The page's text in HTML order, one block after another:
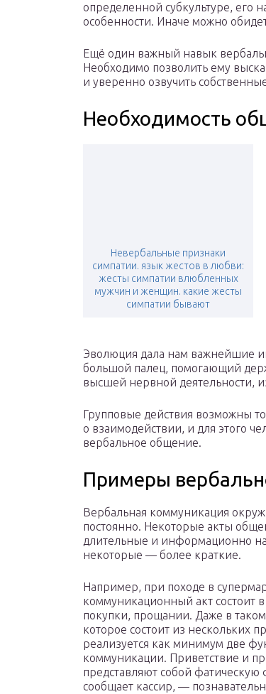
определенной субкультуре, его
особенности. Иначе можно
Ещё один важный навык
Необходимо позволить ему
и уверенно озвучить
Необходимость
Невербальные признаки
симпатии. язык жестов в любви:
жесты симпатии влюбленных
мужчин и женщин. какие жесты
симпатии бывают
Эволюция дала нам важнейшие
большой палец, помогающий
высшей нервной деятельности,
Групповые действия возможны
о взаимодействии, и для этого
вербальное общение.
Примеры
Вербальная коммуникация
постоянно. Некоторые акты
длительные и информационно
некоторые — более краткие.
Например, при походе в
коммуникационный акт состоит
покупки, прощании. Даже в
которое состоит из нескольких
реализуется как минимум две
коммуникации. Приветствие и
представляют собой
сообщает кассир, —